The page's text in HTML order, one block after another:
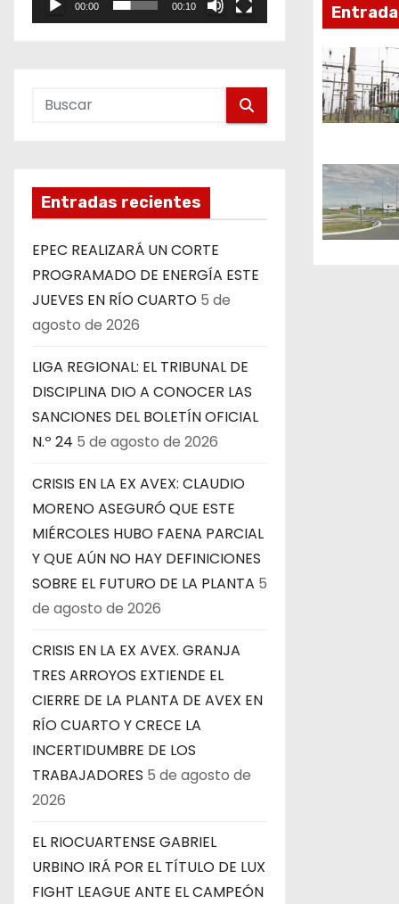
00:00 00:10
Entradas recientes
EPEC REALIZARÁ UN CORTE
PROGRAMADO DE ENERGÍA ESTE
JUEVES EN RÍO CUARTO 5 de
agosto de 2026
LIGA REGIONAL: EL TRIBUNAL DE
DISCIPLINA DIO A CONOCER LAS
SANCIONES DEL BOLETÍN OFICIAL
N.º 24 5 de agosto de 2026
CRISIS EN LA EX AVEX: CLAUDIO
MORENO ASEGURÓ QUE ESTE
MIÉRCOLES HUBO FAENA PARCIAL
Y QUE AÚN NO HAY DEFINICIONES
SOBRE EL FUTURO DE LA PLANTA 5
de agosto de 2026
CRISIS EN LA EX AVEX. GRANJA
TRES ARROYOS EXTIENDE EL
CIERRE DE LA PLANTA DE AVEX EN
RÍO CUARTO Y CRECE LA
INCERTIDUMBRE DE LOS
TRABAJADORES 5 de agosto de
2026
EL RIOCUARTENSE GABRIEL
URBINO IRÁ POR EL TÍTULO DE LUX
FIGHT LEAGUE ANTE EL CAMPEÓN
ó
n
d
e
e
n